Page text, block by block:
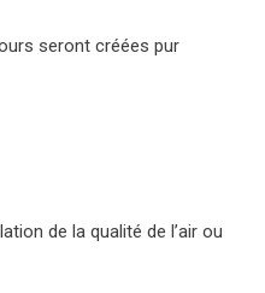
seront créées pur
de la qualité de l’air ou